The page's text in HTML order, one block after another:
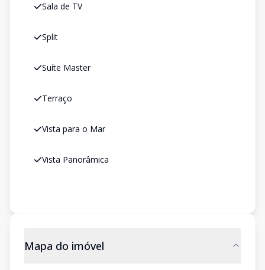
Sala de TV
Split
Suíte Master
Terraço
Vista para o Mar
Vista Panorâmica
Mapa do imóvel